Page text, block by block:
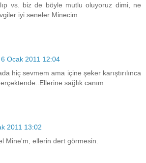
vs. biz de böyle mutlu oluyoruz dimi, ne
iyi seneler Minecim.
6 Ocak 2011 12:04
hiç sevmem ama içine şeker karıştırılınca
sağlık canım
2011 13:02
Mine'm, ellerin dert görmesin.